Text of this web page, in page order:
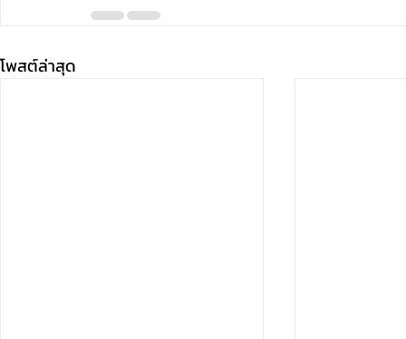
โพสต์ล่าสุด